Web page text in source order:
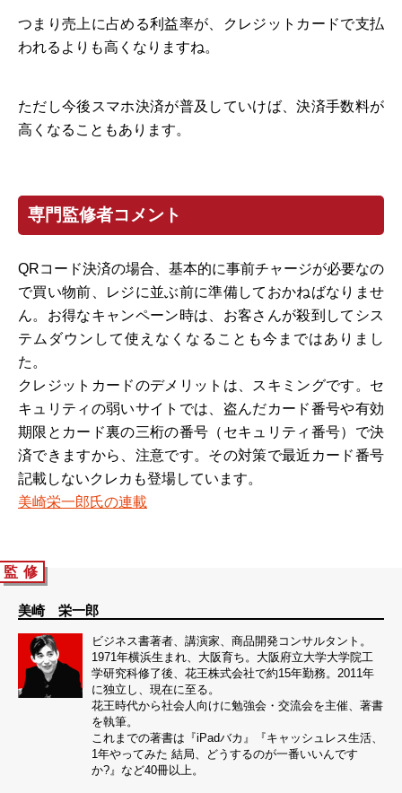
つまり売上に占める利益率が、クレジットカードで支払
われるよりも高くなりますね。
ただし今後スマホ決済が普及していけば、決済手数料が
高くなることもあります。
専門監修者コメント
QRコード決済の場合、基本的に事前チャージが必要なの
で買い物前、レジに並ぶ前に準備しておかねばなりませ
ん。お得なキャンペーン時は、お客さんが殺到してシス
テムダウンして使えなくなることも今まではありまし
た。
クレジットカードのデメリットは、スキミングです。セ
キュリティの弱いサイトでは、盗んだカード番号や有効
期限とカード裏の三桁の番号（セキュリティ番号）で決
済できますから、注意です。その対策で最近カード番号
記載しないクレカも登場しています。
美崎栄一郎氏の連載
監 修
美崎 栄一郎
ビジネス書著者、講演家、商品開発コンサルタント。
1971年横浜生まれ、大阪育ち。大阪府立大学大学院工
学研究科修了後、花王株式会社で約15年勤務。2011年
に独立し、現在に至る。
花王時代から社会人向けに勉強会・交流会を主催、著書
を執筆。
これまでの著書は『iPadバカ』『キャッシュレス生活、
1年やってみた 結局、どうするのが一番いいんです
か?』など40冊以上。